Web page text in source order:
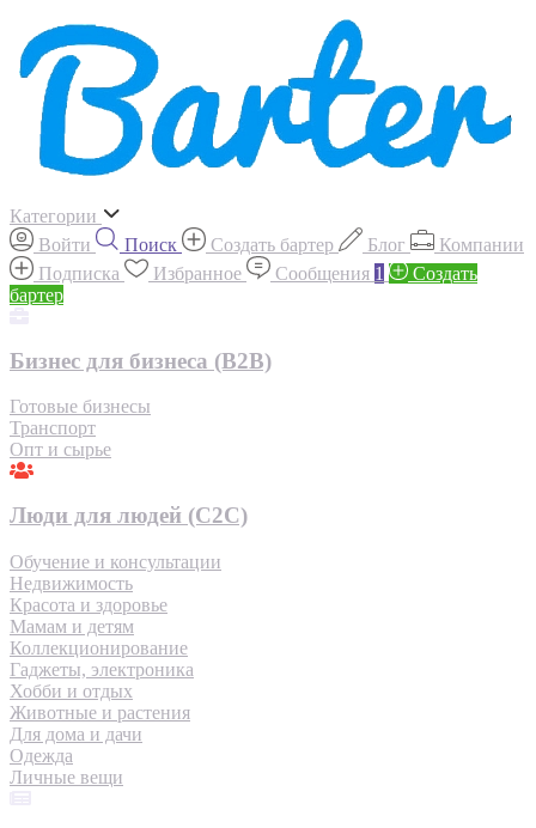
Категории
Войти
Поиск Создать бартер Блог
Компании
Подписка
Избранное Сообщения 1
Создать
бартер
Бизнес для бизнеса (B2B)
Готовые бизнесы
Транспорт
Опт и сырье
Люди для людей (С2С)
Обучение и консультации
Недвижимость
Красота и здоровье
Мамам и детям
Коллекционирование
Гаджеты, электроника
Хобби и отдых
Животные и растения
Для дома и дачи
Одежда
Личные вещи